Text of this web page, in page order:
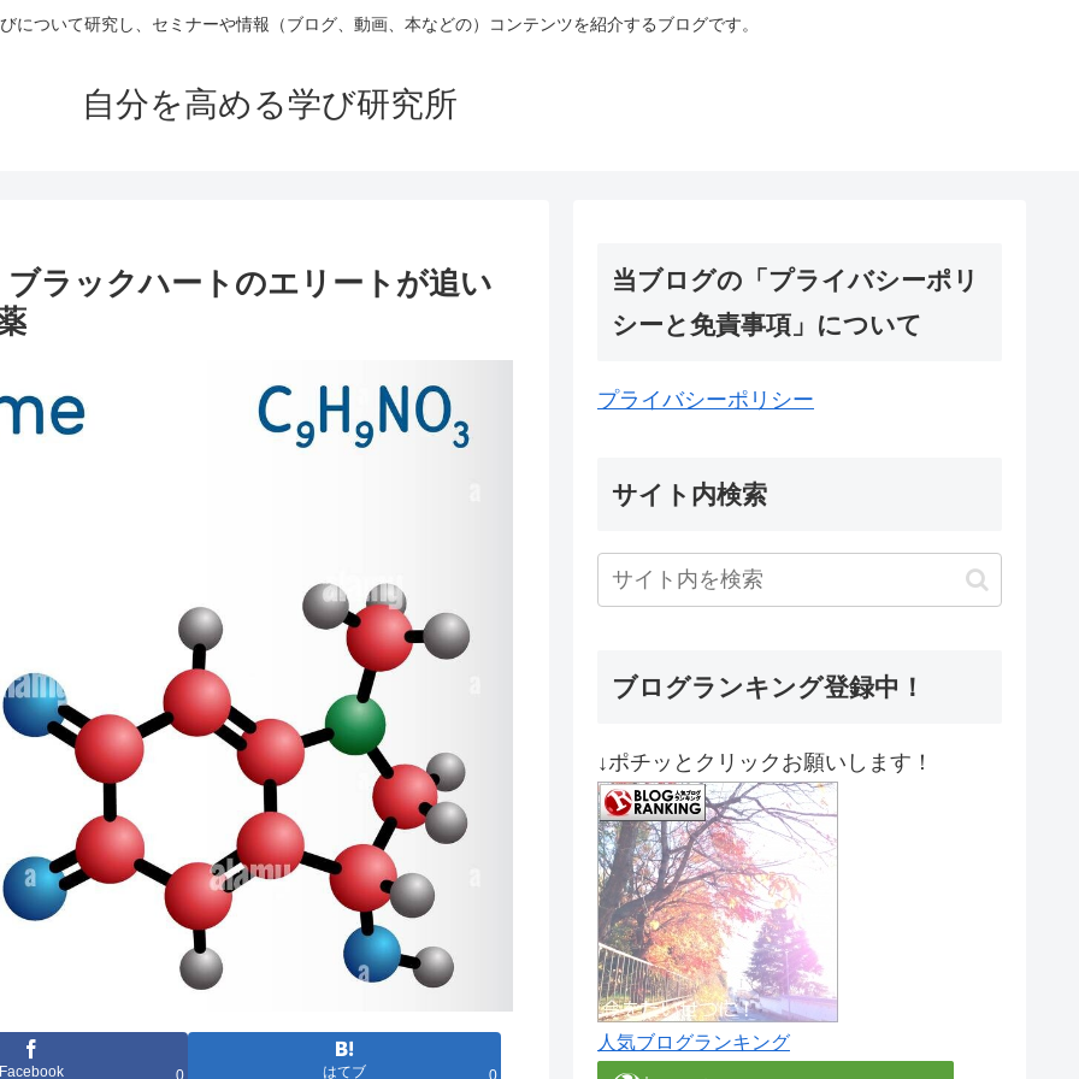
について研究し、セミナーや情報（ブログ、動画、本などの）コンテンツを紹介するブログです。
自分を高める学び研究所
ラックハートのエリートが追い
Facebook 0 はてブ 0
当ブログの「プライバシーポリ
シーと免責事項」について
プライバシーポリシー
サイト内検索
ブログランキング登録中！
↓ポチッとクリックお願いします！
人気ブログランキング